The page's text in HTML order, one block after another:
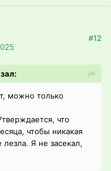
#12
можно только
что
чтобы никакая
лезла. Я не засекал,